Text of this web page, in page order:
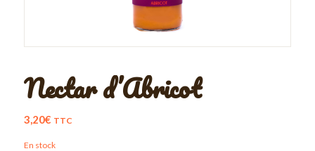
Nectar d’Abricot
3,20€ TTC
En stock